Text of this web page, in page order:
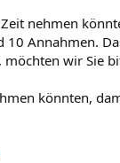
nehmen
Annahmen.
möchten wir Sie
könnten,